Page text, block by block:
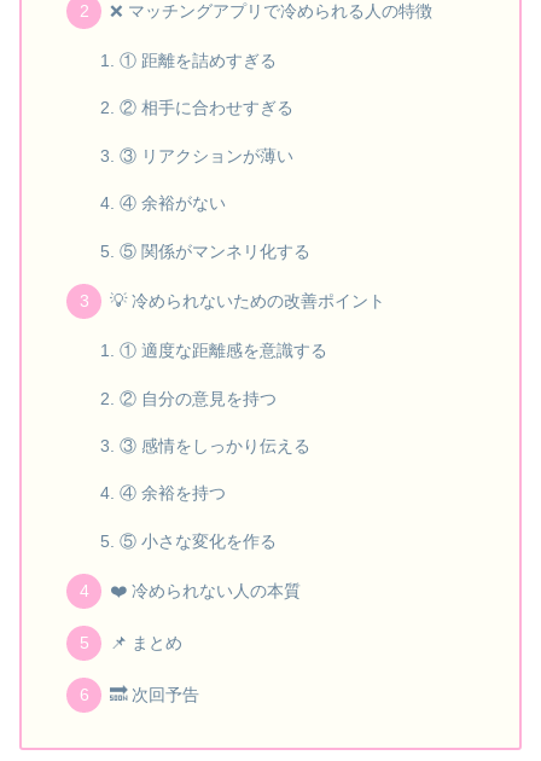
❌ マッチングアプリで冷められる人の特徴
① 距離を詰めすぎる
② 相手に合わせすぎる
③ リアクションが薄い
④ 余裕がない
⑤ 関係がマンネリ化する
💡 冷められないための改善ポイント
① 適度な距離感を意識する
② 自分の意見を持つ
③ 感情をしっかり伝える
④ 余裕を持つ
⑤ 小さな変化を作る
❤️ 冷められない人の本質
📌 まとめ
🔜 次回予告